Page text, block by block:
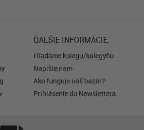
ĎALŠIE INFORMÁCIE
Hľadáme kolegu/kolegyňu
Napíšte nám
Ako funguje náš bazár?
Prihlásenie do Newslettera